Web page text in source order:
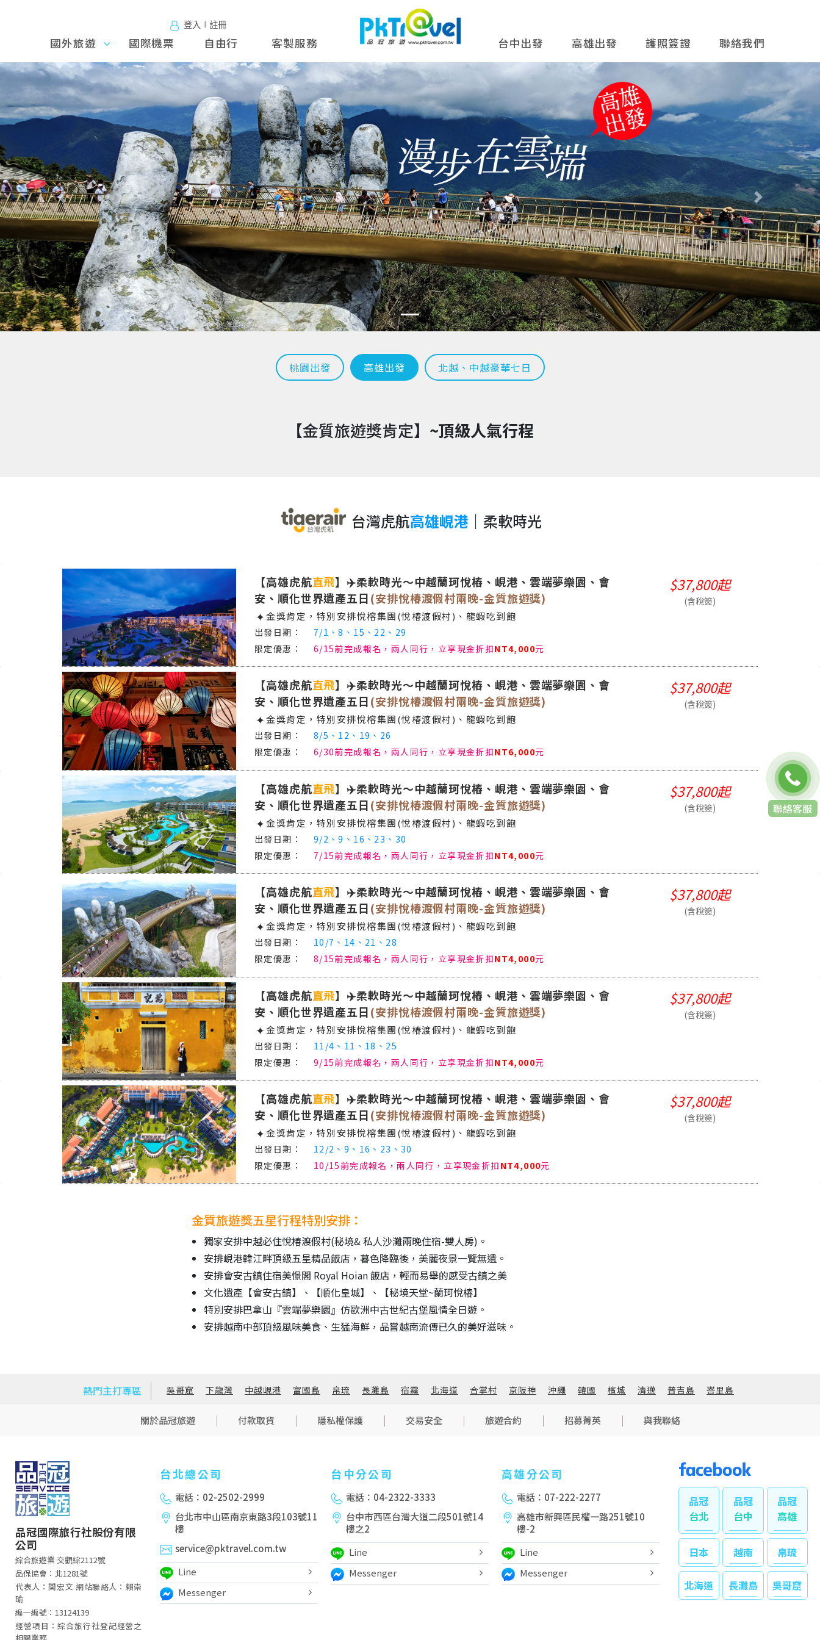
登入∣註冊
國外旅
遊
國外旅遊 國際機票 自由行 客製服務 台中出發 高雄出發 護照簽證 聯絡我們
往前 往後
桃園出發 高雄出發 北越、中越豪華七日
【金質旅遊獎肯定】 ~頂級人氣行程
台灣虎航高雄峴港 ｜柔軟時光
【高雄虎航直飛】✈️柔軟時光～中越蘭珂悅樁、峴港、雲端夢樂園、會
安、順化世界遺產五日(安排悅椿渡假村兩晚-金質旅遊獎)
金獎肯定，特別安排悅榕集團(悅椿渡假村)、龍蝦吃到飽
7/1、8、15、22、29
6/15前完成報名，兩人同行，立享現金折扣NT4,000元
$37,800起
(含稅簽)
【高雄虎航直飛】✈️柔軟時光～中越蘭珂悅樁、峴港、雲端夢樂園、會
安、順化世界遺產五日(安排悅椿渡假村兩晚-金質旅遊獎)
金獎肯定，特別安排悅榕集團(悅椿渡假村)、龍蝦吃到飽
8/5、12、19、26
6/30前完成報名，兩人同行，立享現金折扣NT6,000元
$37,800起
(含稅簽)
【高雄虎航直飛】✈️柔軟時光～中越蘭珂悅樁、峴港、雲端夢樂園、會
安、順化世界遺產五日(安排悅椿渡假村兩晚-金質旅遊獎)
金獎肯定，特別安排悅榕集團(悅椿渡假村)、龍蝦吃到飽
9/2、9、16、23、30
7/15前完成報名，兩人同行，立享現金折扣NT4,000元
$37,800起
(含稅簽)
【高雄虎航直飛】✈️柔軟時光～中越蘭珂悅樁、峴港、雲端夢樂園、會
安、順化世界遺產五日(安排悅椿渡假村兩晚-金質旅遊獎)
金獎肯定，特別安排悅榕集團(悅椿渡假村)、龍蝦吃到飽
10/7、14、21、28
8/15前完成報名，兩人同行，立享現金折扣NT4,000元
$37,800起
(含稅簽)
【高雄虎航直飛】✈️柔軟時光～中越蘭珂悅樁、峴港、雲端夢樂園、會
安、順化世界遺產五日(安排悅椿渡假村兩晚-金質旅遊獎)
金獎肯定，特別安排悅榕集團(悅椿渡假村)、龍蝦吃到飽
11/4、11、18、25
9/15前完成報名，兩人同行，立享現金折扣NT4,000元
$37,800起
(含稅簽)
【高雄虎航直飛】✈️柔軟時光～中越蘭珂悅樁、峴港、雲端夢樂園、會
安、順化世界遺產五日(安排悅椿渡假村兩晚-金質旅遊獎)
金獎肯定，特別安排悅榕集團(悅椿渡假村)、龍蝦吃到飽
12/2、9、16、23、30
10/15前完成報名，兩人同行，立享現金折扣 NT4,000元
$37,800起
(含稅簽)
金質旅遊獎五星行程特別安排：
獨家安排中越必住悅椿渡假村(秘境& 私人沙灘兩晚住宿-雙人房)。
安排峴港韓江畔頂級五星精品飯店，暮色降臨後，美麗夜景一覽無遺。
安排會安古鎮住宿美憬閣 Royal Hoian 飯店，輕而易舉的感受古鎮之美
文化遺產【會安古鎮】、【順化皇城】、【秘境天堂~蘭珂悅椿】
特別安排巴拿山『雲端夢樂園』仿歐洲中古世紀古堡風情全日遊。
安排越南中部頂級風味美食、生猛海鮮，品嘗越南流傳已久的美好滋味。
熱門主打專區 吳哥窟 下龍灣 中越峴港 富國島 帛琉 長灘島 宿霧 北海道 合掌村 京阪神 沖繩 韓國 檳城 清邁 普吉島 峇里島
關於品冠旅遊 付款取貨 隱私權保護 交易安全 旅遊合約 招募菁英 與我聯絡
品冠國際旅行社股份有限
公司
綜合旅遊業 交觀綜2112號
品保協會：北1281號
代表人：関宏文 網站聯絡人：賴崇
瑜
編一編號：13124139
經營項目：綜合旅行社登記經營之
台北總公司
電話：02-2502-2999
台北市中山區南京東路3段103號11
樓
service@pktravel.com.tw
Line
Messenger
台中分公司
電話：04-2322-3333
台中市西區台灣大道二段501號14
樓之2
Line
Messenger
高雄分公司
電話：07-222-2277
高雄市新興區民權一路251號10
樓-2
Line
Messenger
台北 台中 高雄
日本 越南 帛琉
北海道 長灘島 吳哥窟
免費通話